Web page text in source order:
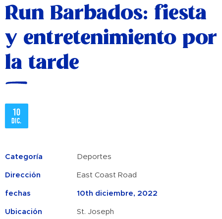
Run Barbados: fiesta
y entretenimiento por
la tarde
10
dic.
Categoría Deportes
Dirección East Coast Road
fechas 10th diciembre, 2022
Ubicación St. Joseph